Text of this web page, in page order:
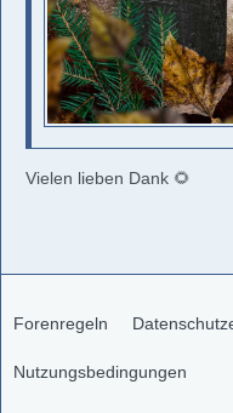
Vielen lieben Dank 🌻
Forenregeln
Nutzungsbedingungen